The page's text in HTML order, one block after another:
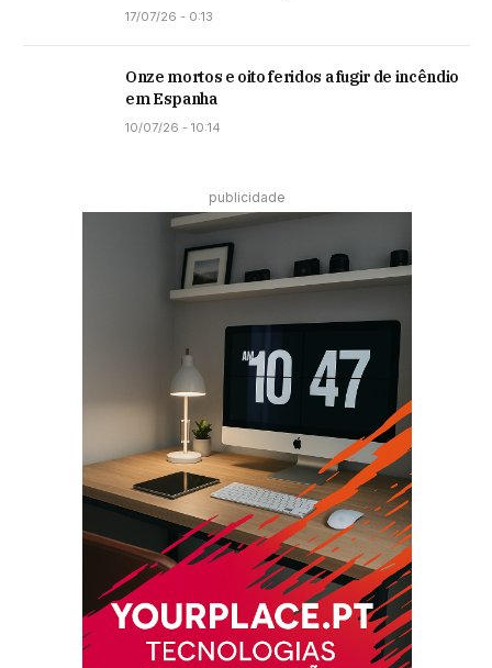
17/07/26 - 0:13
Onze mortos e oito feridos a fugir de incêndio
em Espanha
10/07/26 - 10:14
publicidade